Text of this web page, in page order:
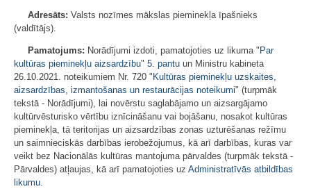
Adresāts: Valsts nozīmes mākslas pieminekļa īpašnieks
(valdītājs).
Pamatojums: Norādījumi izdoti, pamatojoties uz likuma " Par
kultūras pieminekļu aizsardzību" 5. pantu un Ministru kabineta
26.10.2021. noteikumiem Nr. 720 " Kultūras pieminekļu uzskaites,
aizsardzības, izmantošanas un restaurācijas noteikumi" (turpmāk
tekstā - Norādījumi), lai novērstu saglabājamo un aizsargājamo
kultūrvēsturisko vērtību iznīcināšanu vai bojāšanu, nosakot kultūras
pieminekļa, tā teritorijas un aizsardzības zonas uzturēšanas režīmu
un saimnieciskās darbības ierobežojumus, kā arī darbības, kuras var
veikt bez Nacionālās kultūras mantojuma pārvaldes (turpmāk tekstā -
Pārvaldes) atļaujas, kā arī pamatojoties uz Administratīvās atbildības
likumu.